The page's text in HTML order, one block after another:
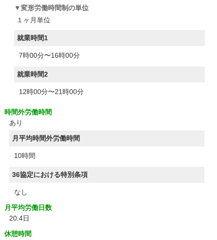
変形労働時間制の単位
１ヶ月単位
就業時間1
7時00分〜16時00分
就業時間2
12時00分〜21時00分
時間外労働時間
あり
月平均時間外労働時間
10時間
36協定における特別条項
なし
月平均労働日数
20.4日
休憩時間